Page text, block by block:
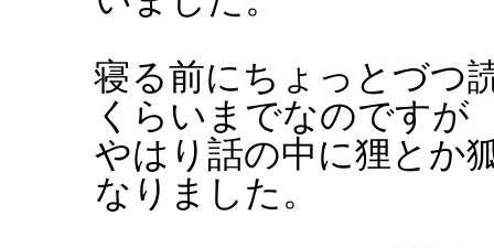
寝る前にちょっとづつ
くらいまでなのですが
やはり話の中に狸とか
なりました。